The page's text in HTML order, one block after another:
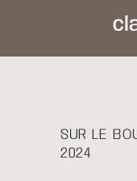
SUR LE
2024